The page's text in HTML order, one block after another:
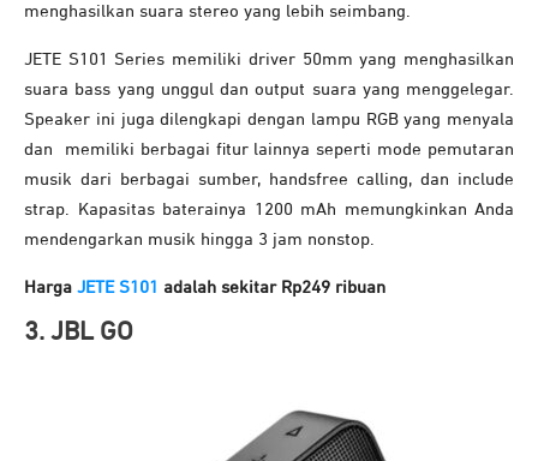
menghasilkan suara stereo yang lebih seimbang.
JETE S101 Series memiliki driver 50mm yang menghasilkan
suara bass yang unggul dan output suara yang menggelegar.
Speaker ini juga dilengkapi dengan lampu RGB yang menyala
dan memiliki berbagai fitur lainnya seperti mode pemutaran
musik dari berbagai sumber, handsfree calling, dan include
strap. Kapasitas baterainya 1200 mAh memungkinkan Anda
mendengarkan musik hingga 3 jam nonstop.
Harga JETE S101 adalah sekitar Rp249 ribuan
3. JBL GO